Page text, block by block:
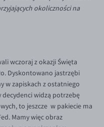
okoliczności na
wczoraj z okazji Święta
Dyskontowano jastrzębi
w zapiskach z ostatniego
decydenci widzą potrzebę
to jeszcze w pakiecie ma
Mamy więc obraz